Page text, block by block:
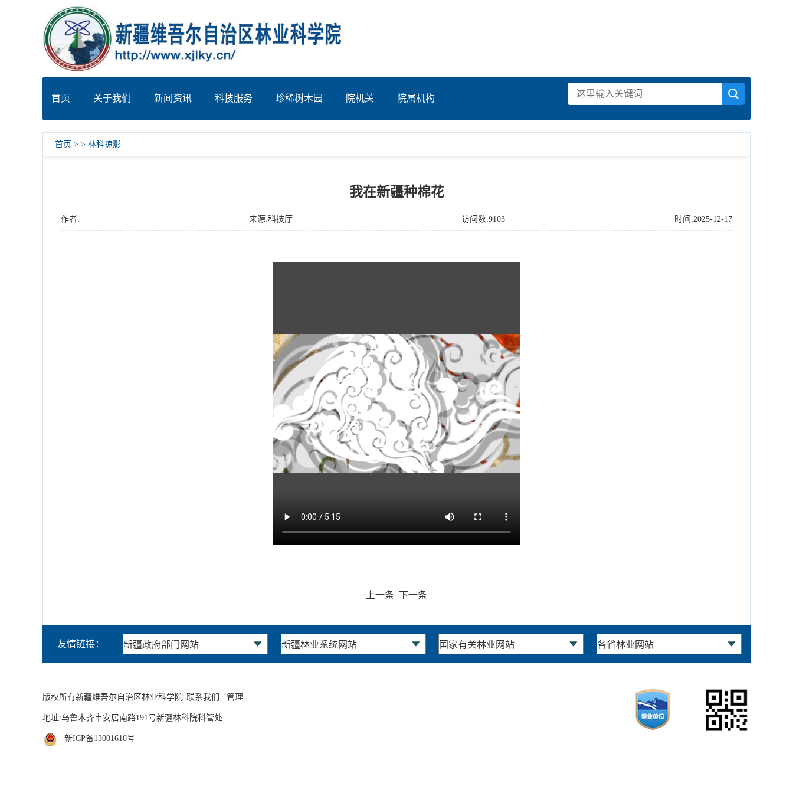
首页 关于我们 新闻资讯 科技服务 珍稀树木园 院机关 院属机构
首页 > > 林科掠影
我在新疆种棉花
作者: 来源:科技厅 访问数:9103 时间:2025-12-17
上一条 下一条
友情链接：
版权所有新疆维吾尔自治区林业科学院 联系我们 管理
地址:乌鲁木齐市安居南路191号新疆林科院科管处
新ICP备13001610号